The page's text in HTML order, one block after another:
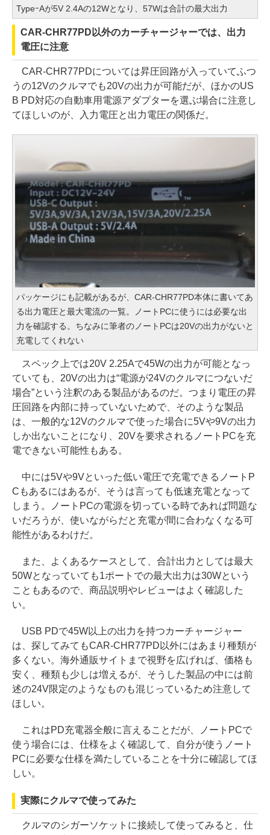
TypeｰAが5V 2.4Aの12Wとなり、57Wは合計の最大出力
CAR-CHR77PD以外のカーチャージャーでは、出力
電圧に注意
CAR-CHR77PDについては昇圧回路が入っていてふつ
うの12Vのクルマでも20Vの出力が可能だが、ほかのUS
B PD対応の自動車用電源アダプターを選ぶ場合に注意し
てほしいのが、入力電圧と出力電圧の関係だ。
パッケージにも記載があるが、CAR-CHR77PD本体に書いてあ
る出力電圧と最大電流の一覧。ノートPCに使うには必要な出
力を確認する。ちなみに筆者のノートPCは20Vの出力がないと
充電してくれない
スペック上では20V 2.25Aで45Wの出力が可能となっ
ていても、20Vの出力は“電源が24Vのクルマにつないだ
場合”という注釈のある製品があるのだ。つまり電圧の昇
圧回路を内部に持っていないためで、そのような製品
は、一般的な12Vのクルマで使った場合に5Vや9Vの出力
しか出ないことになり、20Vを要求されるノートPCを充
電できない可能性もある。
中には5Vや9Vといった低い電圧で充電できるノートP
Cもあるにはあるが、そうは言っても低速充電となって
しまう。ノートPCの電源を切っている時であれば問題な
いだろうが、使いながらだと充電が間に合わなくなる可
能性があるわけだ。
また、よくあるケースとして、合計出力としては最大
50Wとなっていても1ポートでの最大出力は30Wという
こともあるので、商品説明やレビューはよく確認した
い。
USB PDで45W以上の出力を持つカーチャージャー
は、探してみてもCAR-CHR77PD以外にはあまり種類が
多くない。海外通販サイトまで視野を広げれば、価格も
安く、種類も少しは増えるが、そうした製品の中には前
述の24V限定のようなものも混じっているため注意して
ほしい。
これはPD充電器全般に言えることだが、ノートPCで
使う場合には、仕様をよく確認して、自分が使うノート
PCに必要な仕様を満たしていることを十分に確認してほ
しい。
実際にクルマで使ってみた
クルマのシガーソケットに接続して使ってみると、仕